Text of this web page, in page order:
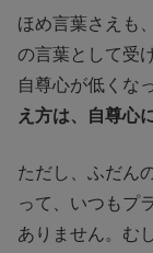
ほめ言葉さえも
の言葉として受
自尊心が低くな
え方は、自尊心
ただし、ふだん
って、いつもプ
ありません。む